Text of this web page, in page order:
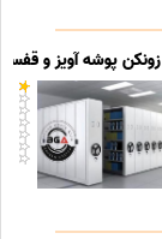
پوشه آویز و قفسه